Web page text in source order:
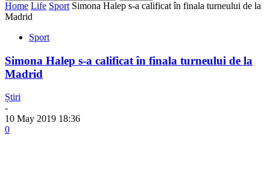
Home Life Sport Simona Halep s-a calificat în finala turneului de la
Madrid
Sport
Simona Halep s-a calificat în finala turneului de la
Madrid
Știri
-
10 May 2019 18:36
0